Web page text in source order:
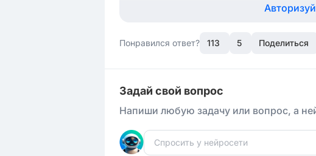
Понравился ответ? 113 5 Поделиться
Задай свой вопрос
Напиши любую задачу или вопрос, а